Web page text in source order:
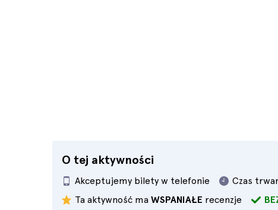
O tej aktywności
Akceptujemy bilety w telefonie Czas
Ta aktywność ma WSPANIAŁE recenzje